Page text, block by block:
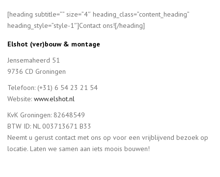
[heading subtitle=”” size=”4″ heading_class=”content_heading”
heading_style=”style-1″]Contact ons![/heading]
Elshot (ver)bouw & montage
Jensemaheerd 51
9736 CD Groningen
Telefoon: (+31) 6 54 23 21 54
Website: www.elshot.nl
KvK Groningen: 82648549
BTW ID: NL 003713671 B33
Neemt u gerust contact met ons op voor een vrijblijvend bezoek op
locatie. Laten we samen aan iets moois bouwen!